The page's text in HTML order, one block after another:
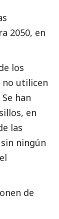
2050, en
los
no utilicen
han
en
las
ningún
de